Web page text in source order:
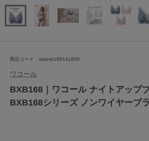
商品コード：wabxb168141806
ワコール
BXB168｜ワコール ナイトアップ
BXB168シリーズ ノンワイヤーブ